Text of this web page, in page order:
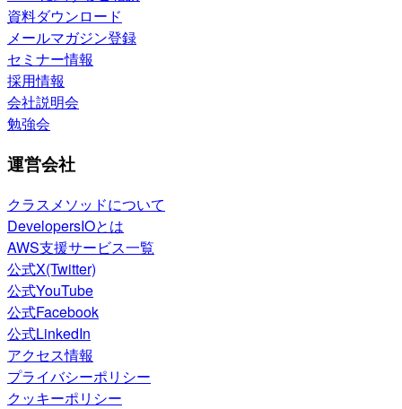
資料ダウンロード
メールマガジン登録
セミナー情報
採用情報
会社説明会
勉強会
運営会社
クラスメソッドについて
DevelopersIOとは
AWS支援サービス一覧
公式X(Twitter)
公式YouTube
公式Facebook
公式LinkedIn
アクセス情報
プライバシーポリシー
クッキーポリシー